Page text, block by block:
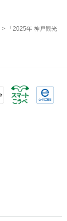
> 「2025年 神戸観光